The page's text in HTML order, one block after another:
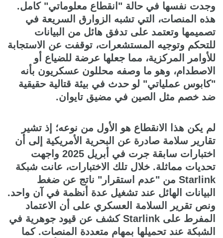
وجدت نفسها في حالة "انقطاع معلوماتي" كامل.
هذه المنصات، التي تشبه الزوارق السريعة في
تصميمها وتعتمد على تدفق هائل من البيانات
للتحكم وتوجيه المستشعرات، توقفت عن الاستجابة
للأوامر المركزية، مما جعلها عرضة للضياع أو
الاصطدام، وهو ما وصفه محللون عسكريون بأنه
"كابوس عملياتي" لو حدث في بيئة قتالية حقيقية
ضد خصم مثل الصين في مضيق تايوان.
لم يكن هذا الانقطاع هو الأول من نوعه؛ إذ تشير
تقارير سلامة صادرة عن البحرية الأمريكية إلى أن
اختبارات سابقة جرت في أبريل 2025 واجهت
تحديات مماثلة. خلال تلك الاختبارات، عانت شبكة
Starlink من "عدم استقرار" ناتج عن ضغط
البيانات الهائل عند تشغيل عدة أنظمة في آن واحد.
ونص تقرير السلامة العسكري على أن الاعتماد
المفرط على Starlink كشف عن قيود جوهرية في
الشبكة عند تحميلها بمهام متعددة المنصات. كما